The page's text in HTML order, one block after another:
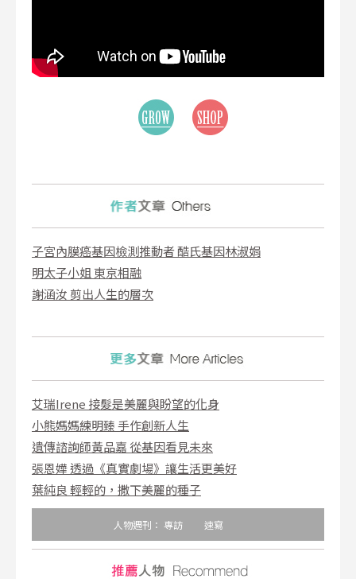
子宮內膜癌基因檢測推動者 酷氏基因林淑娟
明太子小姐 東京相融
謝涵汝 剪出人生的層次
艾瑞Irene 接髮是美麗與盼望的化身
小熊媽媽練明臻 手作創新人生
遺傳諮詢師黃品嘉 從基因看見未來
張恩嬅 透過《真實劇場》讓生活更美好
葉純良 輕輕的，撒下美麗的種子
人物週刊： 專訪 速寫